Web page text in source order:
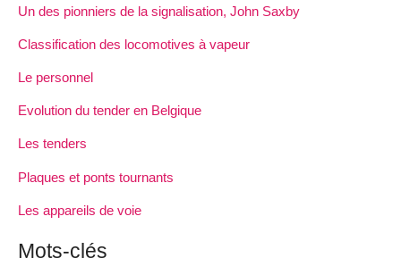
Un des pionniers de la signalisation, John Saxby
Classification des locomotives à vapeur
Le personnel
Evolution du tender en Belgique
Les tenders
Plaques et ponts tournants
Les appareils de voie
Mots-clés